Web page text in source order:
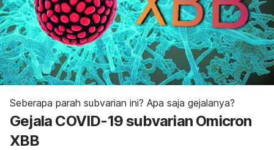
Seberapa parah subvarian ini? Apa saja gejalanya?
Gejala COVID-19 subvarian Omicron
XBB